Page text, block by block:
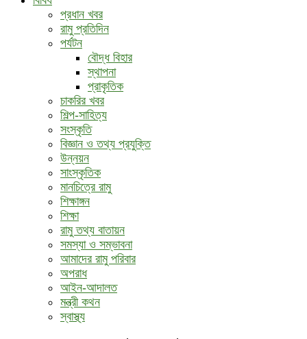
প্রধান খবর
রামু প্রতিদিন
পর্যটন
বৌদ্ধ ‍বিহার
স্থাপনা
প্রাকৃতিক
চাকরির খবর
শিল্প-সাহিত্য
সংস্কৃতি
বিজ্ঞান ও তথ্য প্রযুক্তি
উন্নয়ন
সাংস্কৃতিক
মানচিত্রে রামু
শিক্ষাঙ্গন
শিক্ষা
রামু তথ্য বাতায়ন
সমস্যা ও সম্ভাবনা
আমাদের রামু পরিবার
অপরাধ
আইন-আদালত
মন্ত্রী কথন
স্বাস্থ্য